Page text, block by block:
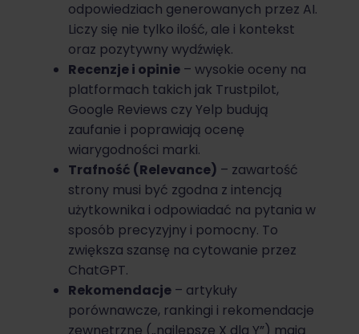
odpowiedziach generowanych przez AI.
Liczy się nie tylko ilość, ale i kontekst
oraz pozytywny wydźwięk.
Recenzje i opinie – wysokie oceny na
platformach takich jak Trustpilot,
Google Reviews czy Yelp budują
zaufanie i poprawiają ocenę
wiarygodności marki.
Trafność (Relevance) – zawartość
strony musi być zgodna z intencją
użytkownika i odpowiadać na pytania w
sposób precyzyjny i pomocny. To
zwiększa szansę na cytowanie przez
ChatGPT.
Rekomendacje – artykuły
porównawcze, rankingi i rekomendacje